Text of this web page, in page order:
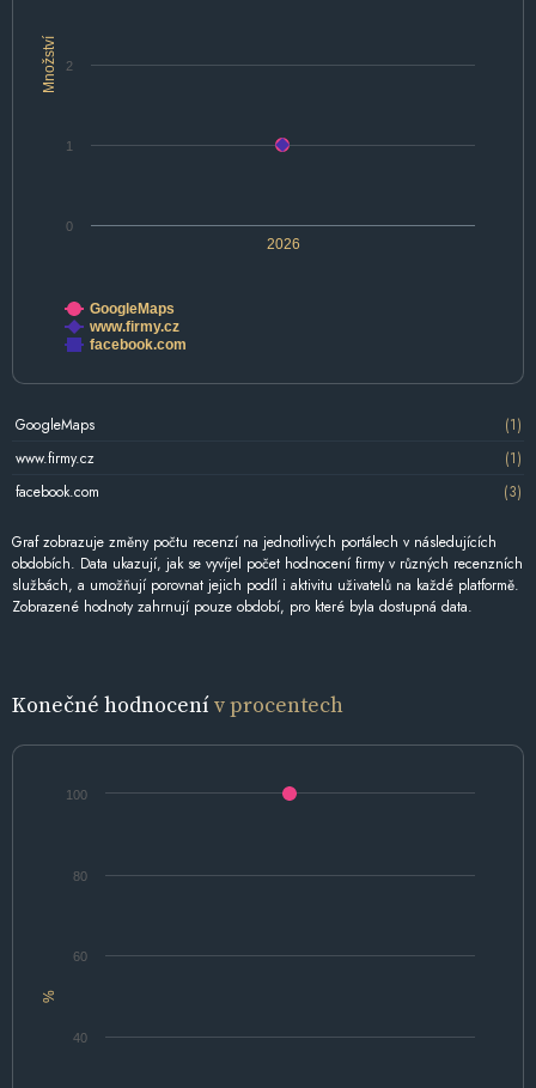
Množství
2026
1
2
0
GoogleMaps
www.firmy.cz
facebook.com
GoogleMaps
(1)
www.firmy.cz
(1)
facebook.com
(3)
Graf zobrazuje změny počtu recenzí na jednotlivých portálech v následujících
obdobích. Data ukazují, jak se vyvíjel počet hodnocení firmy v různých recenzních
službách, a umožňují porovnat jejich podíl i aktivitu uživatelů na každé platformě.
Zobrazené hodnoty zahrnují pouze období, pro které byla dostupná data.
Konečné hodnocenív procentech
%
40
60
80
100